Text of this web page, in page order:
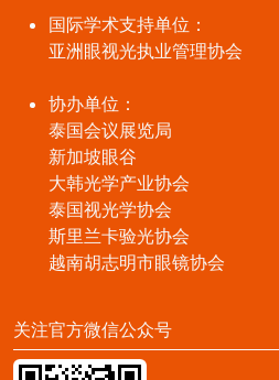
国际学术支持单位：
亚洲眼视光执业管理协会
协办单位：
泰国会议展览局
新加坡眼谷
大韩光学产业协会
泰国视光学协会
斯里兰卡验光协会
越南胡志明市眼镜协会
关注官方微信公众号